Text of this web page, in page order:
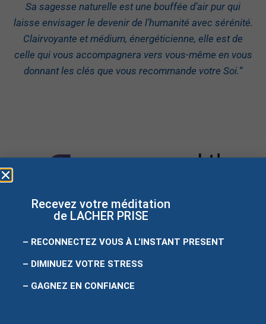
Sa sagesse naturelle est une bouffée d’air pur qui
laisse envisager le devenir de l’humanité avec sérénité.
Clairvoyante et médium, énergéticienne, elle est de
celle qui vous accompagnera vers vous-même en vous
donnant les clés que vous recommande votre Soi.“
Site créépareasyweb
Recevez votre méditation
de LACHER PRISE
– RECONNECTEZ VOUS À L’INSTANT PRESENT
– DIMINUEZ VOTRE STRESS
– GAGNEZ EN CONFIANCE